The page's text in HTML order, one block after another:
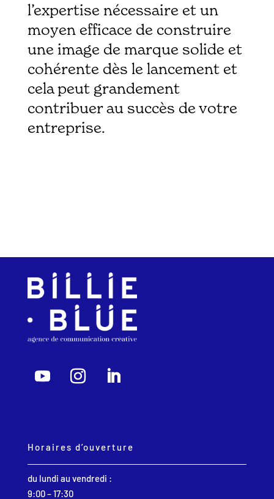
l’expertise nécessaire et un
moyen efficace de construire
une image de marque solide et
cohérente dès le lancement et
cela peut grandement
contribuer au succès de votre
entreprise.
Horaires d’ouverture
du lundi au vendredi :
9:00 – 17:30